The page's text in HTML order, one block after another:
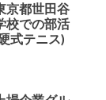
京都世田谷
校での部活
式テニス)